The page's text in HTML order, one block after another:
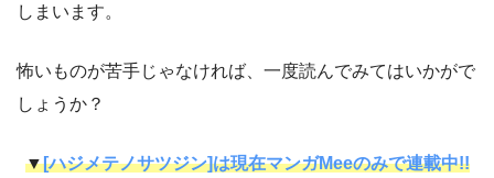
しまいます。
怖いものが苦手じゃなければ、一度読んでみてはいかがで
しょうか？
▼[ハジメテノサツジン]は現在マンガMeeのみで連載中!!